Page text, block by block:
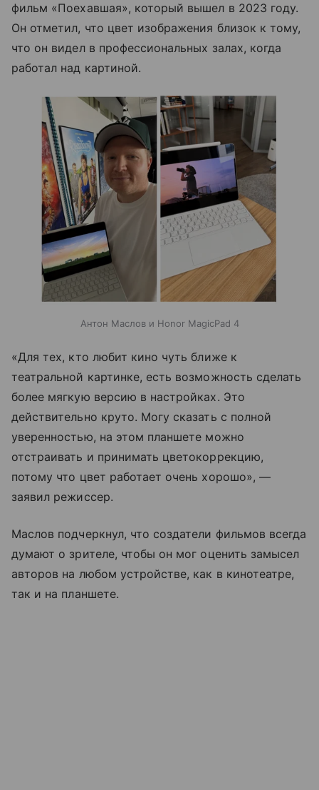
фильм «Поехавшая», который вышел в 2023 году.
Он отметил, что цвет изображения близок к тому,
что он видел в профессиональных залах, когда
работал над картиной.
Антон Маслов и Honor MagicPad 4
«Для тех, кто любит кино чуть ближе к
театральной картинке, есть возможность сделать
более мягкую версию в настройках. Это
действительно круто. Могу сказать с полной
уверенностью, на этом планшете можно
отстраивать и принимать цветокоррекцию,
потому что цвет работает очень хорошо», —
заявил режиссер.
Маслов подчеркнул, что создатели фильмов всегда
думают о зрителе, чтобы он мог оценить замысел
авторов на любом устройстве, как в кинотеатре,
так и на планшете.